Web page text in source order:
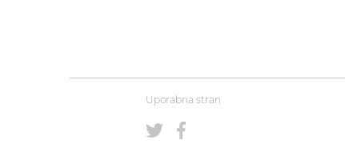
Uporabna stran